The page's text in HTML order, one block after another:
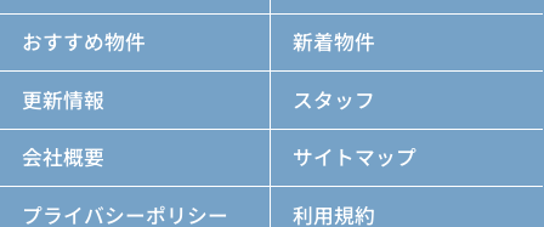
おすすめ物件
新着物件
更新情報
スタッフ
会社概要
サイトマップ
プライバシーポリシー
利用規約